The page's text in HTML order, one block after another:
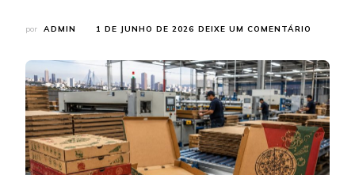
por ADMIN 1 DE JUNHO DE 2026 DEIXE UM COMENTÁRIO
CAIXAS
PARA
PIZZA
EM
SÃO
PAULO:
GUIA